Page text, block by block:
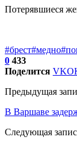
Потерявшиеся
#брест#медно
0 433
Поделится VK
Предыдущая
В Варшаве
Следующая